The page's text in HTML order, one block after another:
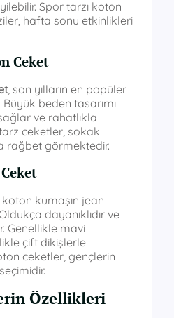
Spor tarzı koton
hafta sonu etkinlikleri
Ceket
, son yılların en popüler
beden tasarımı
ve rahatlıkla
ceketler, sokak
rağbet görmektedir.
koton kumaşın jean
dayanıklıdır ve
Genellikle mavi
çift dikişlerle
ceketler, gençlerin
Özellikleri